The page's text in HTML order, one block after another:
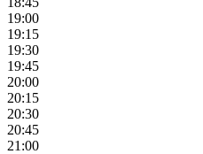
19:00
19:15
19:30
19:45
20:00
20:15
20:30
20:45
21:00